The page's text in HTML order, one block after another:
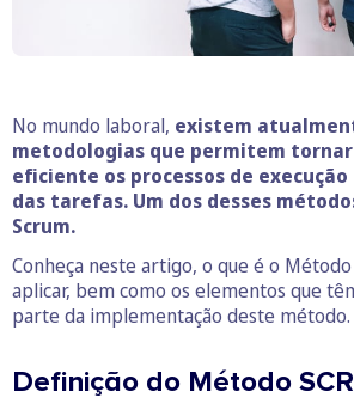
No mundo laboral, existem
metodologias que permitem
eficiente os processos de
das tarefas. Um dos desses
Scrum.
Conheça neste artigo, o que é o Método
aplicar, bem como os elementos que
parte da implementação deste método.
Definição do Método